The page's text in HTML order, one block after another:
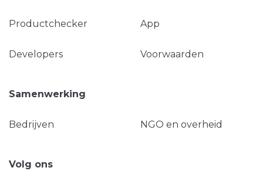
Productchecker App
Developers Voorwaarden
Samenwerking
Bedrijven NGO en overheid
Volg ons